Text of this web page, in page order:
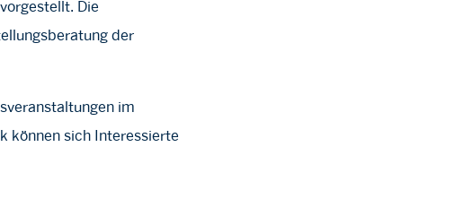
Die
der
im
können sich Interessierte